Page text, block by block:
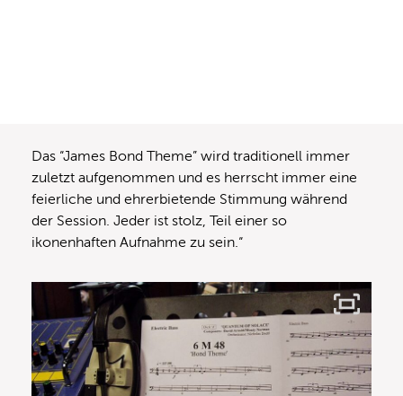
Das “James Bond Theme” wird traditionell immer
zuletzt aufgenommen und es herrscht immer eine
feierliche und ehrerbietende Stimmung während
der Session. Jeder ist stolz, Teil einer so
ikonenhaften Aufnahme zu sein.“